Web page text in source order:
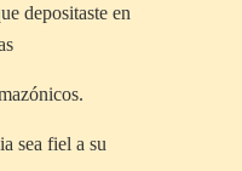
depositaste en
sea fiel a su